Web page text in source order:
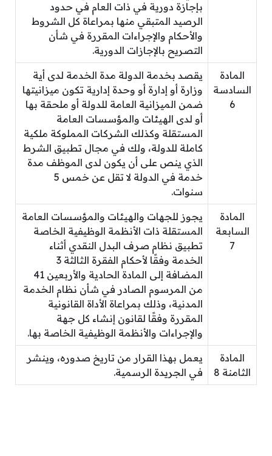
بإجازة دورية في ذات العام في حدود
الرصيد المتبقي منها بمراعاة كل الشروط
والأحكام والإجراءات المقررة في شأن
التصريح بالإجازات الدورية.
المادة
السادسة
6
يقصد بخدمة الدولة مدة الخدمة لدى أية
وزارة أو إدارة أو وحدة إدارية تكون ميزانيتها
ضمن الميزانية العامة للدولة أو ملحقة بها
أو لدى الهيئات والمؤسسات العامة
المستقلة وكذلك الشركات المملوكة ملكية
كاملة للدولة، ولك في مجال تطبيق الشرط
الذي ينص على أن يكون لدى الموظف مدة
خدمة في الدولة لا تقل عن خمس 5
سنوات.
المادة
السابعة
7
يجوز للجهات والهيئات والمؤسسات العامة
المستقلة ذات الأنظمة الوظيفية الخاصة
تطبيق نظام صرف البدل النقدي أثناء
الخدمة وفقًا لأحكام الفقرة الثالثة 3
المضافة إلى المادة الحادية والأربعين 41
من المرسوم الصادر في شأن نظام الخدمة
المدنية، وذلك بمراعاة الأداة القانونية
المقررة وفقًا لقانون إنشاء كل جهة
والإجراءات والأنظمة الوظيفية الخاصة بها.
المادة
الثامنة 8
يعمل بهذا القرار من تاريخ صدوره، وينشر
في الجريدة الرسمية.